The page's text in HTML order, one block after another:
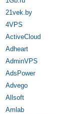
21vek.by
4VPS
ActiveCloud
Adheart
AdminVPS
AdsPower
Advego
Allsoft
Amlab